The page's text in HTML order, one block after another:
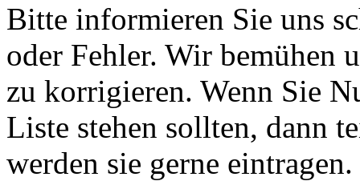
Bitte informieren Sie uns
oder Fehler. Wir bemühen
zu korrigieren. Wenn Sie
Liste stehen sollten, dann
werden sie gerne eintragen.